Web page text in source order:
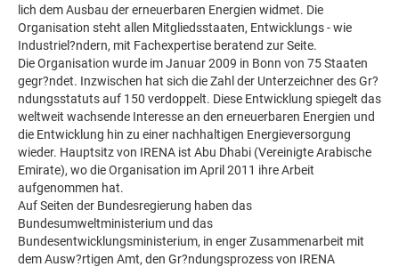
lich dem Ausbau der erneuerbaren Energien widmet. Die
Organisation steht allen Mitgliedsstaaten, Entwicklungs - wie
Industriel?ndern, mit Fachexpertise beratend zur Seite.
Die Organisation wurde im Januar 2009 in Bonn von 75 Staaten
gegr?ndet. Inzwischen hat sich die Zahl der Unterzeichner des Gr?
ndungsstatuts auf 150 verdoppelt. Diese Entwicklung spiegelt das
weltweit wachsende Interesse an den erneuerbaren Energien und
die Entwicklung hin zu einer nachhaltigen Energieversorgung
wieder. Hauptsitz von IRENA ist Abu Dhabi (Vereinigte Arabische
Emirate), wo die Organisation im April 2011 ihre Arbeit
aufgenommen hat.
Auf Seiten der Bundesregierung haben das
Bundesumweltministerium und das
Bundesentwicklungsministerium, in enger Zusammenarbeit mit
dem Ausw?rtigen Amt, den Gr?ndungsprozess von IRENA